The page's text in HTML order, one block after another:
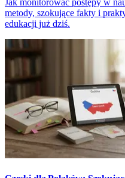
Jak monitorować postępy w
metody, szokujące fakty i
edukacji już dziś.